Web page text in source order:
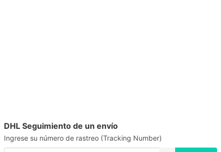
DHL Seguimiento de un envío
Ingrese su número de rastreo (Tracking Number)